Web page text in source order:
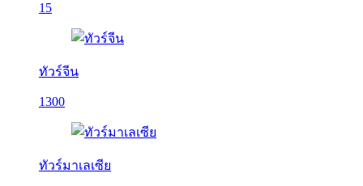
15
ทัวร์จีน
1300
ทัวร์มาเลเซีย